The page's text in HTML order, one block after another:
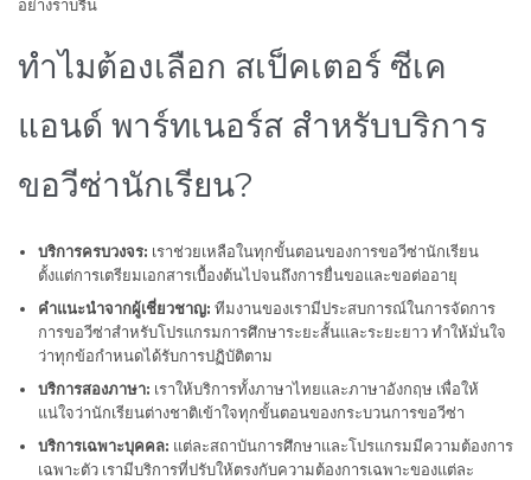
อย่างราบรื่น
ทำไมต้องเลือก สเป็คเตอร์ ซีเค
แอนด์ พาร์ทเนอร์ส สำหรับบริการ
ขอวีซ่านักเรียน?
บริการครบวงจร: เราช่วยเหลือในทุกขั้นตอนของการขอวีซ่านักเรียน
ตั้งแต่การเตรียมเอกสารเบื้องต้นไปจนถึงการยื่นขอและขอต่ออายุ
คำแนะนำจากผู้เชี่ยวชาญ: ทีมงานของเรามีประสบการณ์ในการจัดการ
การขอวีซ่าสำหรับโปรแกรมการศึกษาระยะสั้นและระยะยาว ทำให้มั่นใจ
ว่าทุกข้อกำหนดได้รับการปฏิบัติตาม
บริการสองภาษา: เราให้บริการทั้งภาษาไทยและภาษาอังกฤษ เพื่อให้
แน่ใจว่านักเรียนต่างชาติเข้าใจทุกขั้นตอนของกระบวนการขอวีซ่า
บริการเฉพาะบุคคล: แต่ละสถาบันการศึกษาและโปรแกรมมีความต้องการ
เฉพาะตัว เรามีบริการที่ปรับให้ตรงกับความต้องการเฉพาะของแต่ละ